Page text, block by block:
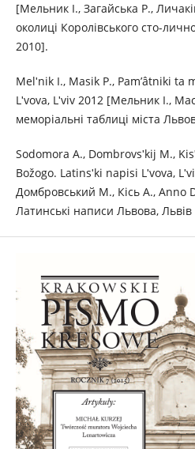
[Мельник І., Загайська Р.,
околиці Королівського сто-
2010].
Melʹnik I., Masik P., Pam’âtniki ta
Lʹvova, Lʹvіv 2012 [Мельник I.,
меморіальні таблиці міста
Sodomora A., Dombrovsʹkij M.,
Božogo. Latinsʹkі napisi Lʹvova,
Домбровський M., Кісь А., Anno
Латинські написи Львова,